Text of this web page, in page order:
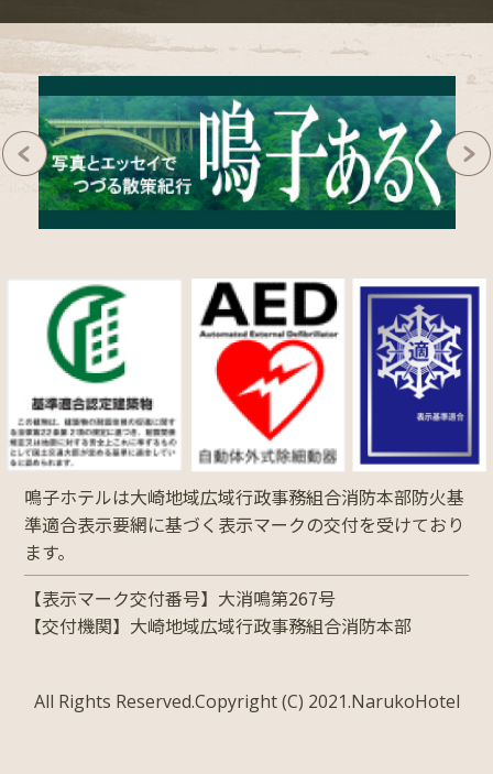
鳴子ホテルは大崎地域広域行政事務組合消防本部防火基
準適合表示要網に基づく表示マークの交付を受けており
ます。
【表示マーク交付番号】大消鳴第267号
【交付機関】大崎地域広域行政事務組合消防本部
All Rights Reserved.Copyright (C) 2021.NarukoHotel